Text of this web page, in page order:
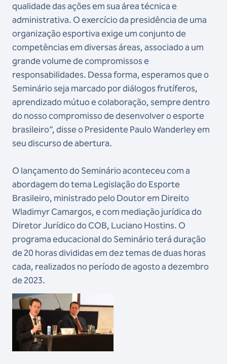
qualidade das ações em sua área técnica e
administrativa. O exercício da presidência de uma
organização esportiva exige um conjunto de
competências em diversas áreas, associado a um
grande volume de compromissos e
responsabilidades. Dessa forma, esperamos que o
Seminário seja marcado por diálogos frutíferos,
aprendizado mútuo e colaboração, sempre dentro
do nosso compromisso de desenvolver o esporte
brasileiro”, disse o Presidente Paulo Wanderley em
seu discurso de abertura.
O lançamento do Seminário aconteceu com a
abordagem do tema Legislação do Esporte
Brasileiro, ministrado pelo Doutor em Direito
Wladimyr Camargos, e com mediação jurídica do
Diretor Jurídico do COB, Luciano Hostins. O
programa educacional do Seminário terá duração
de 20 horas divididas em dez temas de duas horas
cada, realizados no período de agosto a dezembro
de 2023.